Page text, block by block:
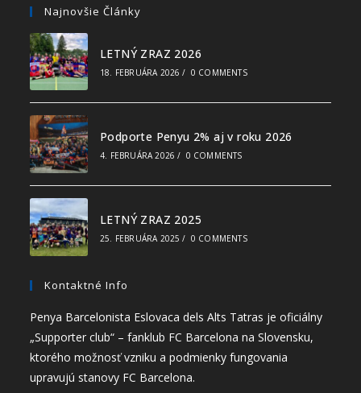
Najnovšie Články
LETNÝ ZRAZ 2026
18. FEBRUÁRA 2026 / 0 COMMENTS
Podporte Penyu 2% aj v roku 2026
4. FEBRUÁRA 2026 / 0 COMMENTS
LETNÝ ZRAZ 2025
25. FEBRUÁRA 2025 / 0 COMMENTS
Kontaktné Info
Penya Barcelonista Eslovaca dels Alts Tatras je oficiálny
„Supporter club“ – fanklub FC Barcelona na Slovensku,
ktorého možnosť vzniku a podmienky fungovania
upravujú stanovy FC Barcelona.